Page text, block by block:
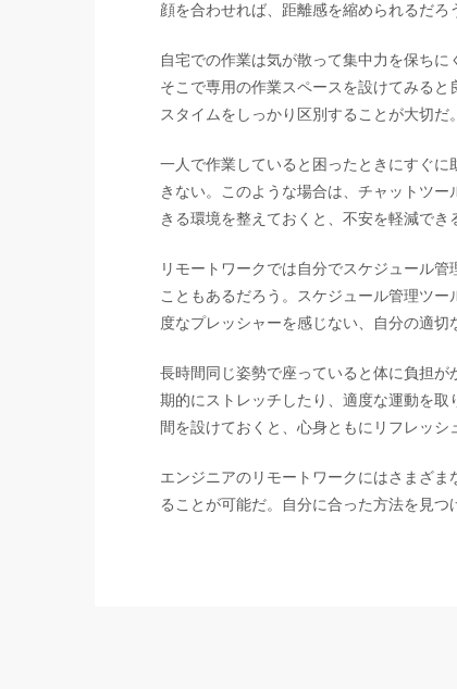
顔を合わせれば、距離感を縮められるだろ
自宅での作業は気が散って集中力を保ちに
そこで専用の作業スペースを設けてみる
スタイムをしっかり区別することが大切だ。
一人で作業していると困ったときにすぐ
きない。このような場合は、チャットツ
きる環境を整えておくと、不安を軽減でき
リモートワークでは自分でスケジュール
こともあるだろう。スケジュール管理ツ
度なプレッシャーを感じない、自分の適切
長時間同じ姿勢で座っていると体に負担
期的にストレッチしたり、適度な運動を
間を設けておくと、心身ともにリフレッシ
エンジニアのリモートワークにはさまざ
ることが可能だ。自分に合った方法を見つ